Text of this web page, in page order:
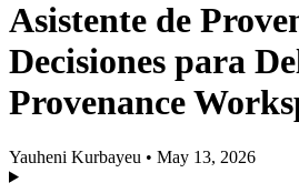
Asistente de
Decisiones para
Provenance
Yauheni Kurbayeu • May 13, 2026